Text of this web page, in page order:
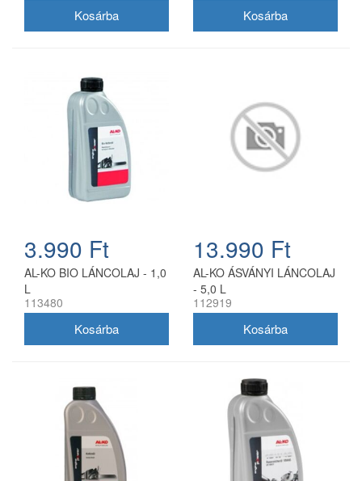
3.990 Ft
AL-KO BIO LÁNCOLAJ - 1,0
L
113480
13.990 Ft
AL-KO ÁSVÁNYI LÁNCOLAJ
- 5,0 L
112919